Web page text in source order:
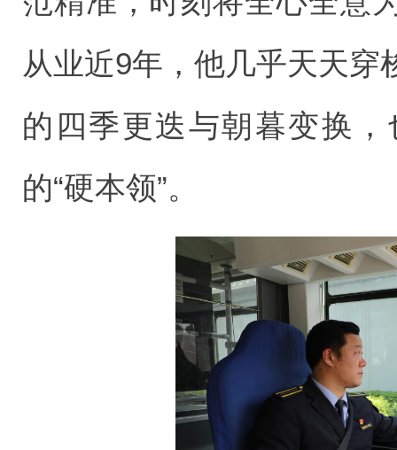
从业近9年，他几乎天天
的四季更迭与朝暮变换
的“硬本领”。